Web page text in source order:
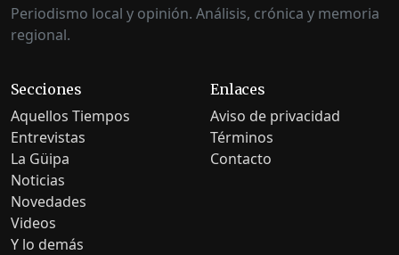
Periodismo local y opinión. Análisis, crónica y memoria
regional.
Secciones
Aquellos Tiempos
Entrevistas
La Güipa
Noticias
Novedades
Videos
Y lo demás
Enlaces
Aviso de privacidad
Términos
Contacto